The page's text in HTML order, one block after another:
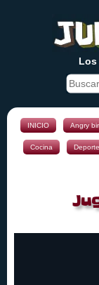
Los
INICIO Angry
Cocina Deporte